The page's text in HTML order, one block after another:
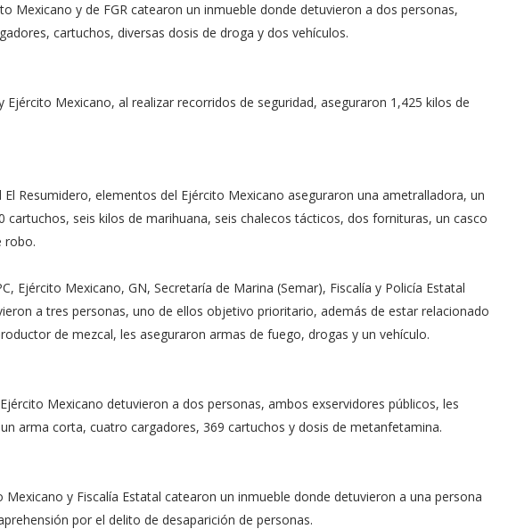
Mexicano y de FGR catearon un inmueble donde detuvieron a dos personas,
cartuchos, diversas dosis de droga y dos vehículos.
Ejército Mexicano, al realizar recorridos de seguridad, aseguraron 1,425 kilos de
El Resumidero, elementos del Ejército Mexicano aseguraron una ametralladora, un
cartuchos, seis kilos de marihuana, seis chalecos tácticos, dos fornituras, un casco
robo.
Ejército Mexicano, GN, Secretaría de Marina (Semar), Fiscalía y Policía Estatal
a tres personas, uno de ellos objetivo prioritario, además de estar relacionado
de mezcal, les aseguraron armas de fuego, drogas y un vehículo.
Mexicano detuvieron a dos personas, ambos exservidores públicos, les
arma corta, cuatro cargadores, 369 cartuchos y dosis de metanfetamina.
Mexicano y Fiscalía Estatal catearon un inmueble donde detuvieron a una persona
por el delito de desaparición de personas.